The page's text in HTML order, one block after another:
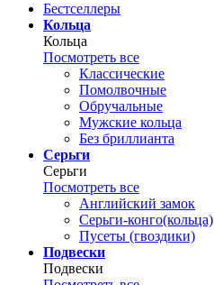
Бестселлеры
Кольца
Кольца
Посмотреть все
Классические
Помолвочные
Обручальные
Мужские кольца
Без бриллианта
Серьги
Серьги
Посмотреть все
Английский замок
Серьги-конго(кольца)
Пусеты (гвоздики)
Подвески
Подвески